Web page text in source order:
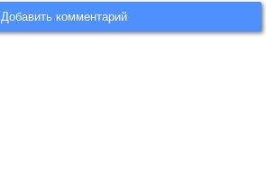
Добавить комментарий